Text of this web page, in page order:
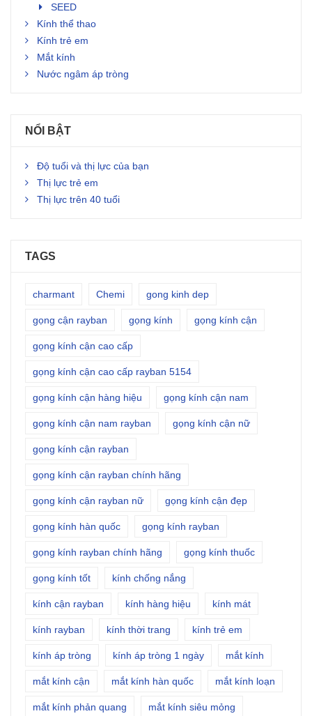
SEED
Kính thể thao
Kính trẻ em
Mắt kính
Nước ngâm áp tròng
NỔI BẬT
Độ tuổi và thị lực của bạn
Thị lực trẻ em
Thị lực trên 40 tuổi
TAGS
charmant Chemi gong kinh dep
gọng cận rayban gọng kính gọng kính cận
gọng kính cận cao cấp
gọng kính cận cao cấp rayban 5154
gọng kính cận hàng hiệu gọng kính cận nam
gọng kính cận nam rayban gọng kính cận nữ
gọng kính cận rayban
gọng kính cận rayban chính hãng
gọng kính cận rayban nữ gọng kính cận đẹp
gọng kính hàn quốc gọng kính rayban
gọng kính rayban chính hãng gọng kính thuốc
gọng kính tốt kính chống nắng
kính cận rayban kính hàng hiệu kính mát
kính rayban kính thời trang kính trẻ em
kính áp tròng kính áp tròng 1 ngày mắt kính
mắt kính cận mắt kính hàn quốc mắt kính loạn
mắt kính phản quang mắt kính siêu mỏng